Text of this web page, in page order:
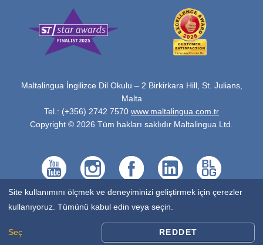
Maltalingua İngilizce Dil Okulu – 2 Birkirkara Hill, St. Julians,
Malta
Tel.: (+356) 2742 7570 www.maltalingua.com.tr
Copyright © 2026 Tüm hakları saklıdır Maltalingua Ltd.
Site kullanımını ölçmek ve deneyiminizi geliştirmek için çerezler
kullanıyoruz. Tümünü kabul edin veya seçin.
Seç REDDET